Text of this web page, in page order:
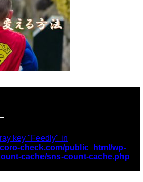
key "Feedly" in
check.com/public_html/wp-
cache/sns-count-cache.php